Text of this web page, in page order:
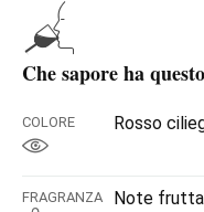
Che sapore ha
COLORE Rosso
FRAGRANZA
Note